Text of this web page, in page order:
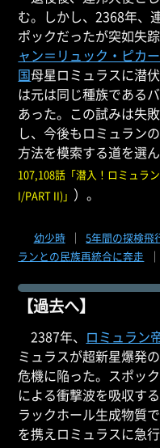
む。しかし、2368年、
ポックだったが突如失踪
ャン＝リュック・ピカ
国母星ロミュラスに潜
は元は同じ種族である
あった。この試みは失
し、今後もロミュラン
方法を模索する道を選
107,108話「潜入！ロミュラ
I/PART II)」 ）。
幼少時 ｜ 5年間の探検飛
ランとの民族再統合に奔走
｜
【過去へ】
2387年、 ロミュラン
ミュラスが超新星爆発
危機に陥った。スポッ
による衝撃波を吸収す
ラックホール生成物質
を携えロミュラスに急